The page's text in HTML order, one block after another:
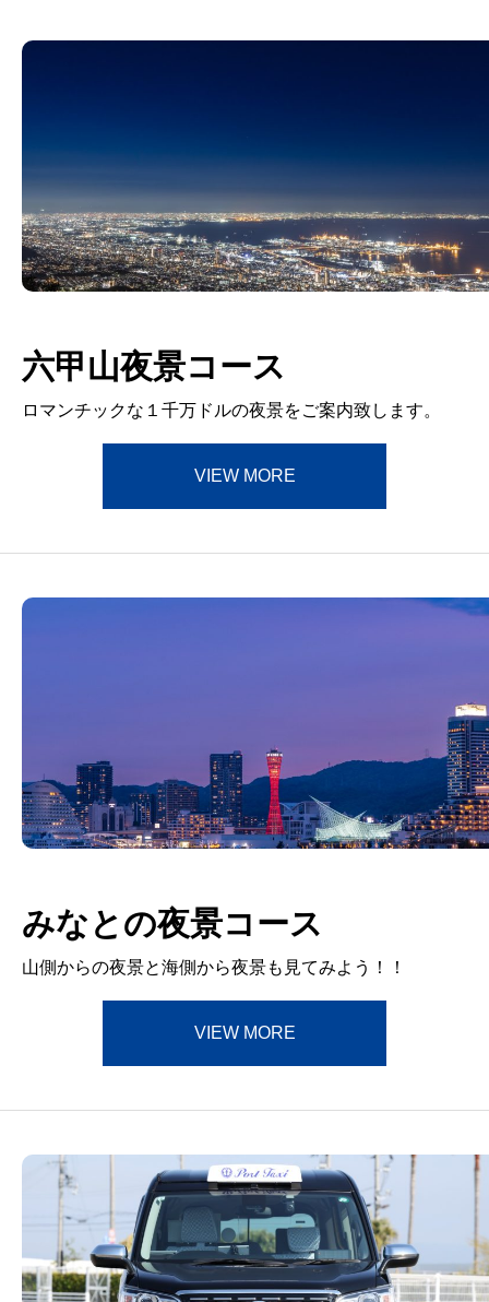
六甲山夜景コース
ロマンチックな１千万ドルの夜景をご案内致します。
VIEW MORE
みなとの夜景コース
山側からの夜景と海側から夜景も見てみよう！！
VIEW MORE